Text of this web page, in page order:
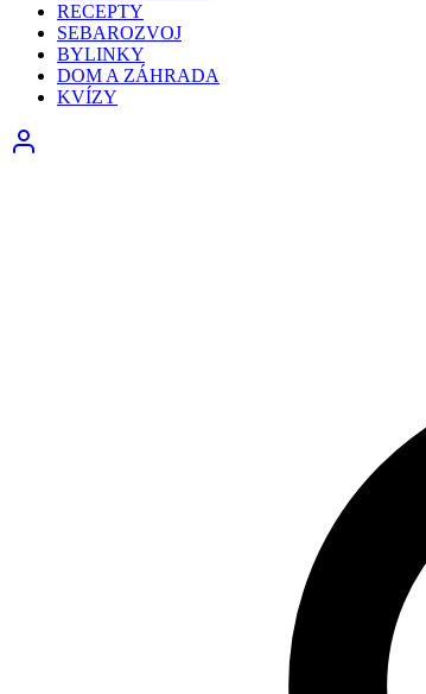
RECEPTY
SEBAROZVOJ
BYLINKY
DOM A ZÁHRADA
KVÍZY